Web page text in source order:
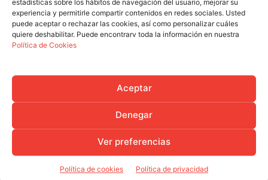
estadísticas sobre los hábitos de navegación del usuario, mejorar su
experiencia y permitirle compartir contenidos en redes sociales. Usted
puede aceptar o rechazar las cookies, así como personalizar cuáles
quiere deshabilitar. Puede encontrarv toda la información en nuestra
Política de Cookies
Aceptar
Denegar
Ver preferencias
Política de cookies Política de privacidad